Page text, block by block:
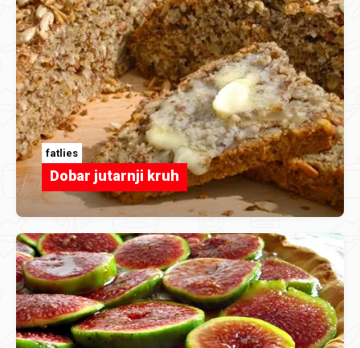
fatlies
Dobar jutarnji kruh